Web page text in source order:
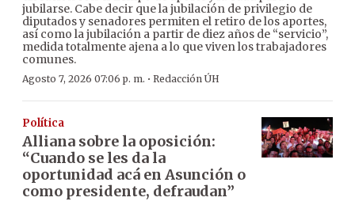
jubilarse. Cabe decir que la jubilación de privilegio de
diputados y senadores permiten el retiro de los aportes,
así como la jubilación a partir de diez años de “servicio”,
medida totalmente ajena a lo que viven los trabajadores
comunes.
Agosto 7, 2026 07:06 p. m. · Redacción ÚH
Política
Alliana sobre la oposición:
“Cuando se les da la
oportunidad acá en Asunción o
como presidente, defraudan”